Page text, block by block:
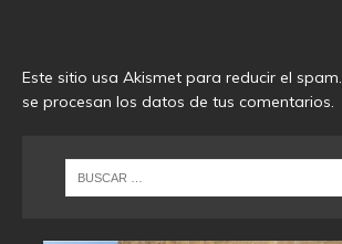
Este sitio usa Akismet para reducir el spam.
se procesan los datos de tus comentarios.